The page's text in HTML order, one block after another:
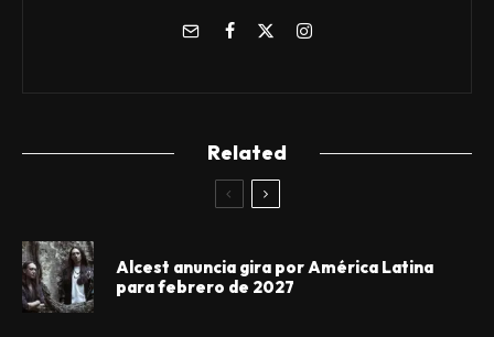
Related
Alcest anuncia gira por América Latina
para febrero de 2027